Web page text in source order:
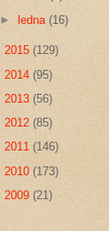
►ledna (16)
2015 (129)
2014 (95)
2013 (56)
2012 (85)
2011 (146)
2010 (173)
2009 (21)